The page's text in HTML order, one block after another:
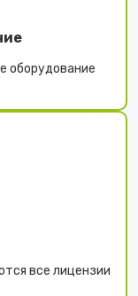
оборудование
все лицензии